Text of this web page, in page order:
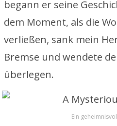
begann er seine
dem Moment, als die
verließen, sank mein
Bremse und wendete
überlegen.
Ein